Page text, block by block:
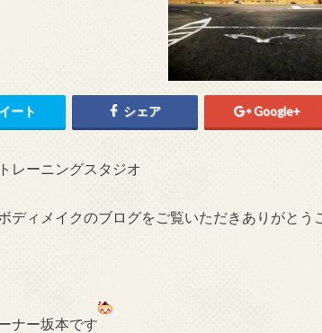
ート シェア Google+
レーニングスタジオ
ディメイクのブログをご覧いただきありがとう
ナー坂本です